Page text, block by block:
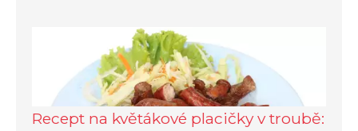
Recept na květákové placičky v troubě: